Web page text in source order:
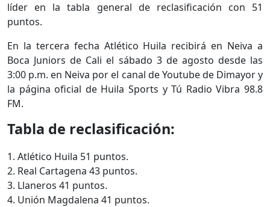
líder en la tabla general de reclasificación con 51
puntos.
En la tercera fecha Atlético Huila recibirá en Neiva a
Boca Juniors de Cali el sábado 3 de agosto desde las
3:00 p.m. en Neiva por el canal de Youtube de Dimayor y
la página oficial de Huila Sports y Tú Radio Vibra 98.8
FM.
Tabla de reclasificación:
1. Atlético Huila 51 puntos.
2. Real Cartagena 43 puntos.
3. Llaneros 41 puntos.
4. Unión Magdalena 41 puntos.